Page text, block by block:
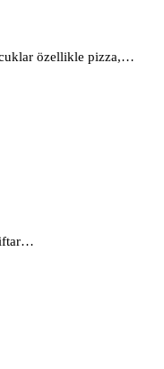
özellikle pizza,…
iftar…